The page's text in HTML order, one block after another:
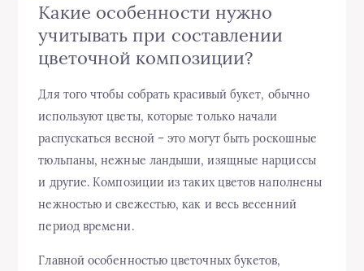
Какие особенности нужно
учитывать при составлении
цветочной композиции?
Для того чтобы собрать красивый букет, обычно
используют цветы, которые только начали
распускаться весной – это могут быть роскошные
тюльпаны, нежные ландыши, изящные нарциссы
и другие. Композиции из таких цветов наполнены
нежностью и свежестью, как и весь весенний
период времени.
Главной особенностью цветочных букетов,